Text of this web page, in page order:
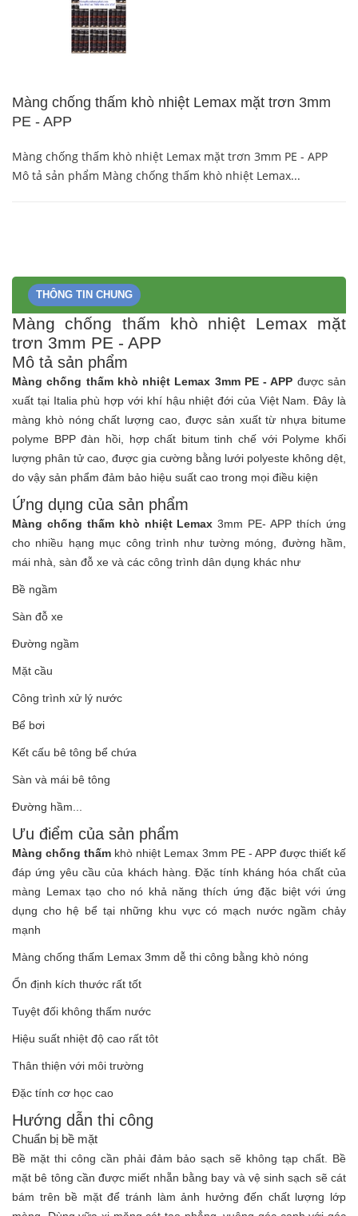
Màng chống thấm khò nhiệt Lemax mặt trơn 3mm
PE - APP
Màng chống thấm khò nhiệt Lemax mặt trơn 3mm PE - APP
Mô tả sản phẩm Màng chống thấm khò nhiệt Lemax...
THÔNG TIN CHUNG
Màng chống thấm khò nhiệt Lemax mặt
trơn 3mm PE - APP
Mô tả sản phẩm
Màng chống thấm khò nhiệt Lemax 3mm PE - APP được sản
xuất tại Italia phù hợp với khí hậu nhiệt đới của Việt Nam. Đây là
màng khò nóng chất lượng cao, được sản xuất từ nhựa bitume
polyme BPP đàn hồi, hợp chất bitum tinh chế với Polyme khối
lượng phân tử cao, được gia cường bằng lưới polyeste không dệt,
do vậy sản phẩm đảm bảo hiệu suất cao trong mọi điều kiện
Ứng dụng của sản phẩm
Màng chống thấm khò nhiệt Lemax 3mm PE- APP thích ứng
cho nhiều hạng mục công trình như tường móng, đường hầm,
mái nhà, sàn đỗ xe và các công trình dân dụng khác như
Bề ngầm
Sàn đỗ xe
Đường ngầm
Mặt cầu
Công trình xử lý nước
Bể bơi
Kết cấu bê tông bể chứa
Sàn và mái bê tông
Đường hầm...
Ưu điểm của sản phẩm
Màng chống thấm khò nhiệt Lemax 3mm PE - APP được thiết kế
đáp ứng yêu cầu của khách hàng. Đặc tính kháng hóa chất của
màng Lemax tạo cho nó khả năng thích ứng đặc biệt với ứng
dụng cho hệ bể tại những khu vực có mạch nước ngầm chảy
mạnh
Màng chống thấm Lemax 3mm dễ thi công bằng khò nóng
Ổn định kích thước rất tốt
Tuyệt đối không thấm nước
Hiệu suất nhiệt độ cao rất tôt
Thân thiện với môi trường
Đặc tính cơ học cao
Hướng dẫn thi công
Chuẩn bị bề mặt
Bề mặt thi công cần phải đảm bảo sạch sẽ không tạp chất. Bề
mặt bê tông cần được miết nhẵn bằng bay và vệ sinh sạch sẽ cát
bám trên bề mặt để tránh làm ảnh hưởng đến chất lượng lớp